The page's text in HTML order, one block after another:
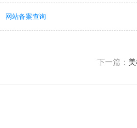
网站备案查询
下一篇：